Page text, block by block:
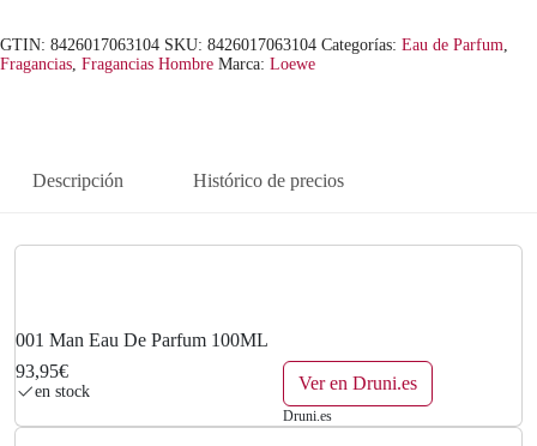
GTIN: 8426017063104 SKU: 8426017063104 Categorías: Eau de Parfum
Fragancias Fragancias Hombre Marca: Loewe
Descripción Histórico de precios
001 Man Eau De Parfum 100ML
93,95€
en stock Ver en Druni.es
Druni.es